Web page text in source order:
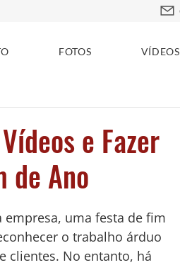
FOTOS VÍDEOS
e Fazer
de Ano
empresa, uma festa de fim
o trabalho árduo
clientes. No entanto, há